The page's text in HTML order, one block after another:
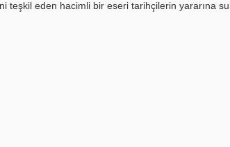
teşkil eden hacimli bir eseri tarihçilerin yararına